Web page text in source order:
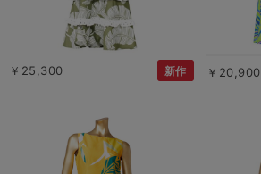
￥25,300 新作 ￥20,900